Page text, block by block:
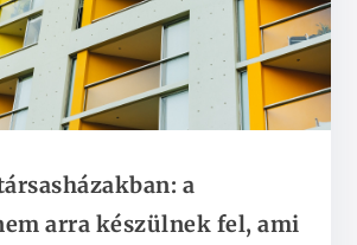
a
arra készülnek fel, ami